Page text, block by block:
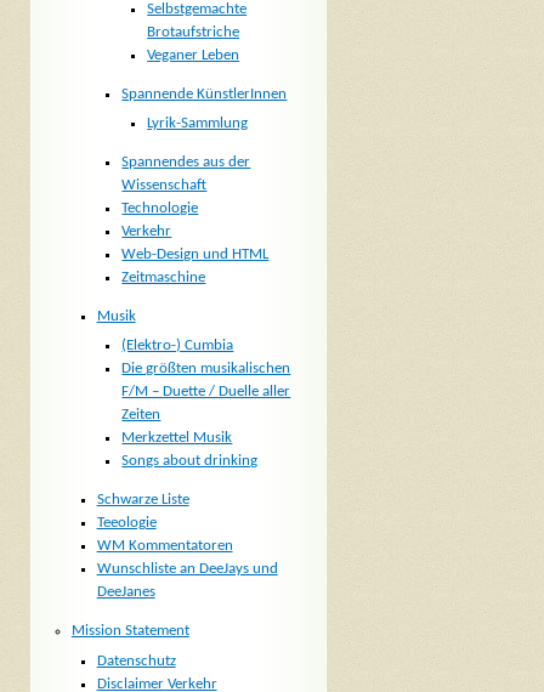
Selbstgemachte
Brotaufstriche
Veganer Leben
Spannende KünstlerInnen
Lyrik-Sammlung
Spannendes aus der
Wissenschaft
Technologie
Verkehr
Web-Design und HTML
Zeitmaschine
Musik
(Elektro-) Cumbia
Die größten musikalischen
F/M – Duette / Duelle aller
Zeiten
Merkzettel Musik
Songs about drinking
Schwarze Liste
Teeologie
WM Kommentatoren
Wunschliste an DeeJays und
DeeJanes
Mission Statement
Datenschutz
Disclaimer Verkehr